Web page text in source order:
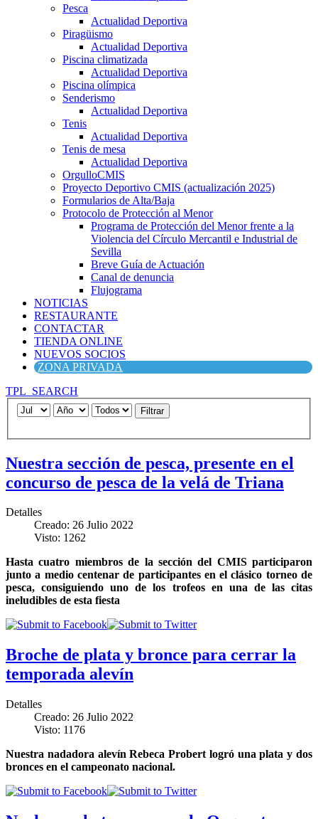
Pesca
Actualidad Deportiva
Piragüismo
Actualidad Deportiva
Piscina climatizada
Actualidad Deportiva
Piscina olímpica
Senderismo
Actualidad Deportiva
Tenis
Actualidad Deportiva
Tenis de mesa
Actualidad Deportiva
OrgulloCMIS
Proyecto Deportivo CMIS (actualización 2025)
Formularios de Alta/Baja
Protocolo de Protección al Menor
Programa de Protección del Menor frente a la
Violencia del Círculo Mercantil e Industrial de
Sevilla
Breve Guía de Actuación
Canal de denuncia
Flujograma
NOTICIAS
RESTAURANTE
CONTACTAR
TIENDA ONLINE
NUEVOS SOCIOS
ZONA PRIVADA
TPL_SEARCH
Filtrar
Nuestra sección de pesca, presente en el
concurso de pesca de la velá de Triana
Detalles
Creado: 26 Julio 2022
Visto: 1262
Hasta cuatro miembros de la sección del CMIS participaron
junto a medio centenar de participantes en el clásico torneo de
pesca, consiguiendo uno de los trofeos en una de las citas
ineludibles de esta fiesta
Broche de plata y bronce para cerrar la
temporada alevín
Detalles
Creado: 26 Julio 2022
Visto: 1176
Nuestra nadadora alevín Rebeca Probert logró una plata y dos
bronces en el campeonato nacional.